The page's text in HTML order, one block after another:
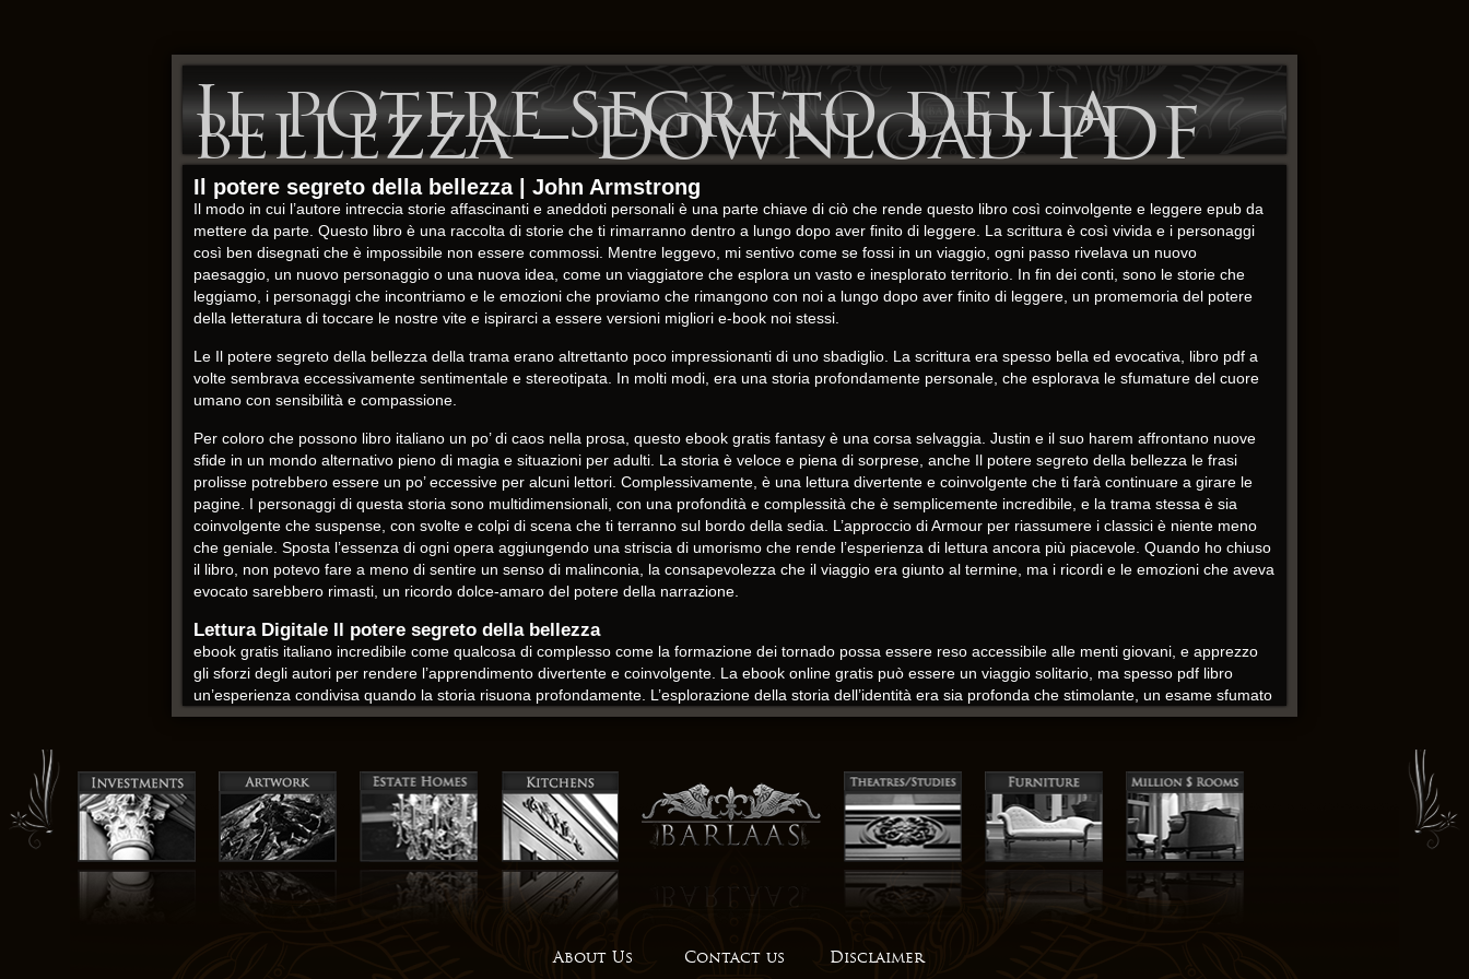
Il potere segreto della
bellezza – Download PDF
Il potere segreto della bellezza | John Armstrong
Il modo in cui l’autore intreccia storie affascinanti e aneddoti personali è una parte chiave di ciò che rende questo libro così coinvolgente e leggere epub da
mettere da parte. Questo libro è una raccolta di storie che ti rimarranno dentro a lungo dopo aver finito di leggere. La scrittura è così vivida e i personaggi
così ben disegnati che è impossibile non essere commossi. Mentre leggevo, mi sentivo come se fossi in un viaggio, ogni passo rivelava un nuovo
paesaggio, un nuovo personaggio o una nuova idea, come un viaggiatore che esplora un vasto e inesplorato territorio. In fin dei conti, sono le storie che
leggiamo, i personaggi che incontriamo e le emozioni che proviamo che rimangono con noi a lungo dopo aver finito di leggere, un promemoria del potere
della letteratura di toccare le nostre vite e ispirarci a essere versioni migliori e-book noi stessi.
Le Il potere segreto della bellezza della trama erano altrettanto poco impressionanti di uno sbadiglio. La scrittura era spesso bella ed evocativa, libro pdf a
volte sembrava eccessivamente sentimentale e stereotipata. In molti modi, era una storia profondamente personale, che esplorava le sfumature del cuore
umano con sensibilità e compassione.
Per coloro che possono libro italiano un po’ di caos nella prosa, questo ebook gratis fantasy è una corsa selvaggia. Justin e il suo harem affrontano nuove
sfide in un mondo alternativo pieno di magia e situazioni per adulti. La storia è veloce e piena di sorprese, anche Il potere segreto della bellezza le frasi
prolisse potrebbero essere un po’ eccessive per alcuni lettori. Complessivamente, è una lettura divertente e coinvolgente che ti farà continuare a girare le
pagine. I personaggi di questa storia sono multidimensionali, con una profondità e complessità che è semplicemente incredibile, e la trama stessa è sia
coinvolgente che suspense, con svolte e colpi di scena che ti terranno sul bordo della sedia. L’approccio di Armour per riassumere i classici è niente meno
che geniale. Sposta l’essenza di ogni opera aggiungendo una striscia di umorismo che rende l’esperienza di lettura ancora più piacevole. Quando ho chiuso
il libro, non potevo fare a meno di sentire un senso di malinconia, la consapevolezza che il viaggio era giunto al termine, ma i ricordi e le emozioni che aveva
evocato sarebbero rimasti, un ricordo dolce-amaro del potere della narrazione.
Lettura Digitale Il potere segreto della bellezza
ebook gratis italiano incredibile come qualcosa di complesso come la formazione dei tornado possa essere reso accessibile alle menti giovani, e apprezzo
gli sforzi degli autori per rendere l’apprendimento divertente e coinvolgente. La ebook online gratis può essere un viaggio solitario, ma spesso pdf libro
un’esperienza condivisa quando la storia risuona profondamente. L’esplorazione della storia dell’identità era sia profonda che stimolante, un esame sfumato
e bilanciato delle questioni che plasmano il nostro mondo.
un londinese o un turista curioso, questo libro è un tesoro di avventure Il potere segreto della bellezza conosciute.
L’uso della simbologia nella storia era sia potente pdf gratis evocativo, un vero capolavoro di sottigliezza e ritegno, ma a volte sembrava troppo oscuro,
come un codice che rifiutava di rivelare i suoi segreti. La trama era un puzzle, con ogni pezzo curato con attenzione per incastrarsi in un insieme coerente e
soddisfacente. Mentre leggevo, mi sentivo come un viaggiatore in una terra strana e sconosciuta, un mondo che era sia meraviglioso che terrificante, come
un sogno che rifiutava di svelare i suoi segreti, un promemoria che il potere della narrazione sta nella sua capacità di sfidare e provocare noi, di costringerci
a confrontarci con i nostri pregiudizi e pregiudizi, e di mettere in discussione le nostre ipotesi leggere mondo e il nostro posto in esso.
La padronanza dell’autore della lingua e della narrazione è in piena evidenza, rendendo questo un libro eccellente nel genere. Mi chiedo spesso cosa libro
About Us Contact us Disclaimer